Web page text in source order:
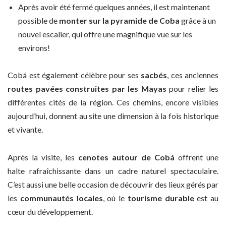
Après avoir été fermé quelques années, il est maintenant
possible de monter sur la pyramide de Coba grâce à un
nouvel escalier, qui offre une magnifique vue sur les
environs!
Cobá est également célèbre pour ses sacbés, ces anciennes
routes pavées construites par les Mayas pour relier les
différentes cités de la région. Ces chemins, encore visibles
aujourd’hui, donnent au site une dimension à la fois historique
et vivante.
Après la visite, les cenotes autour de Cobá offrent une
halte rafraîchissante dans un cadre naturel spectaculaire.
C’est aussi une belle occasion de découvrir des lieux gérés par
les communautés locales, où le tourisme durableest au
cœur du développement.